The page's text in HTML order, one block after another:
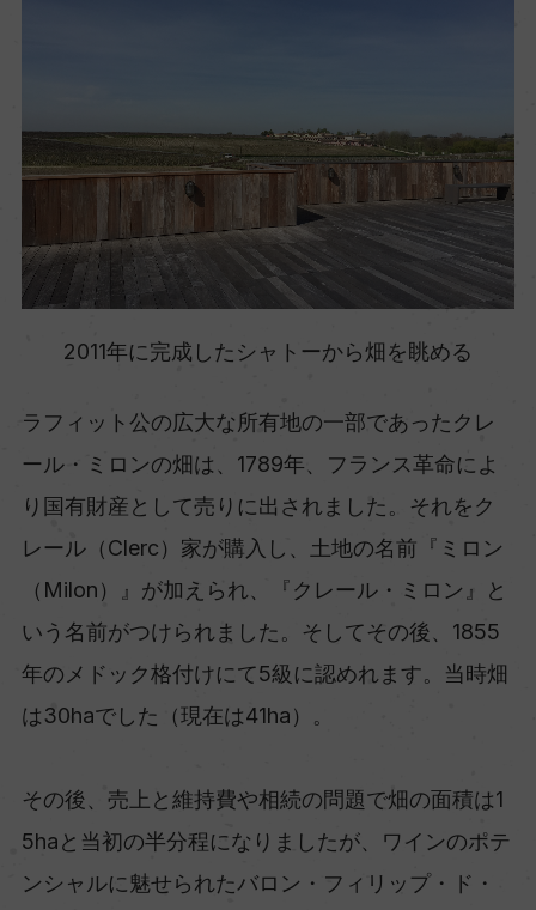
2011年に完成したシャトーから畑を眺める
ラフィット公の広大な所有地の一部であったクレ
ール・ミロンの畑は、1789年、フランス革命によ
り国有財産として売りに出されました。それをク
レール（Clerc）家が購入し、土地の名前『ミロン
（Milon）』が加えられ、『クレール・ミロン』と
いう名前がつけられました。そしてその後、1855
年のメドック格付けにて5級に認めれます。当時畑
は30haでした（現在は41ha）。
その後、売上と維持費や相続の問題で畑の面積は1
5haと当初の半分程になりましたが、ワインのポテ
ンシャルに魅せられたバロン・フィリップ・ド・